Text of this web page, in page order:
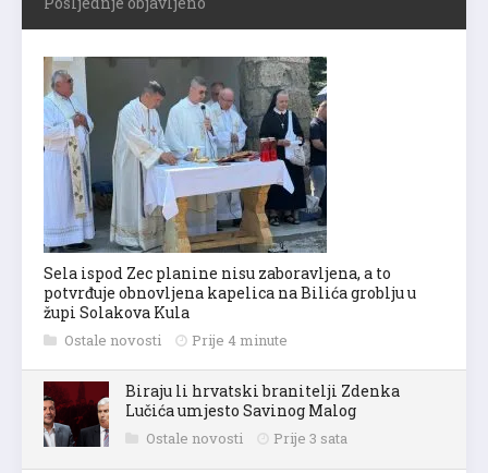
Sela ispod Zec planine nisu zaboravljena, a to
potvrđuje obnovljena kapelica na Bilića groblju u
župi Solakova Kula
Ostale novosti Prije 4 minute
Biraju li hrvatski branitelji Zdenka
Lučića umjesto Savinog Malog
Ostale novosti Prije 3 sata